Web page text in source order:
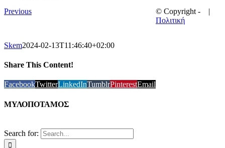
Previous
Skem2024-02-13T11:46:40+02:00
Share This Content!
FacebookTwitterLinkedInTumblrPinterestEmail
ΜΥΛΟΠΟΤΑΜΟΣ
Search for:
© Copyright -
|
Πολιτική